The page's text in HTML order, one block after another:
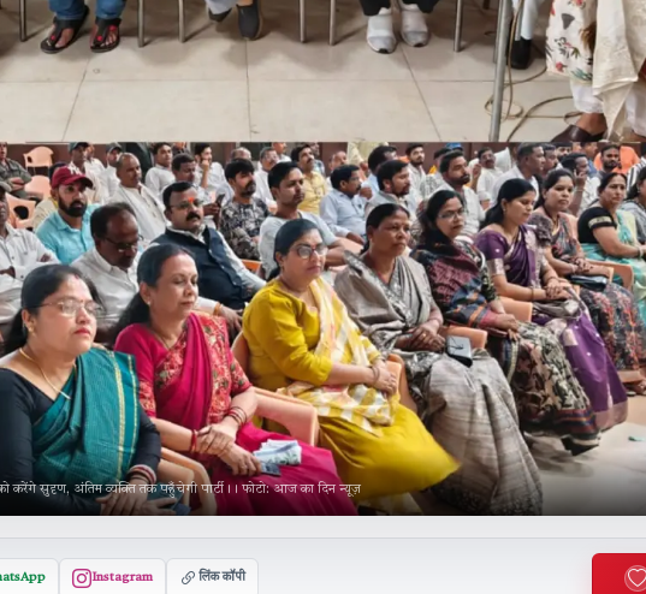
करेंगे सुदृण, अंतिम व्यक्ति तक पहुँचेगी पार्टी।। फोटो: आज का दिन न्यूज़
Instagram लिंक कॉपी